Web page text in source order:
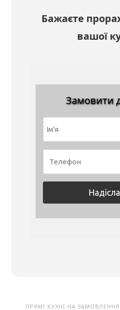
Бажаєте
вашої
Замовити
ПРЯМІ КУХНІ НА ЗАМОВЛЕННЯ